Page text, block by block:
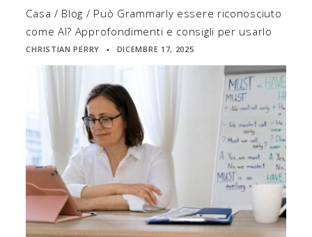
Casa / Blog / Può Grammarly essere riconosciuto
come AI? Approfondimenti e consigli per usarlo
CHRISTIAN PERRY ▪ DICEMBRE 17, 2025